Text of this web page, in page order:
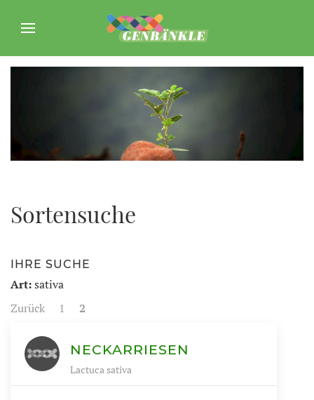
Sortensuche
IHRE SUCHE
Art:sativa
Zurück
1 2
NECKARRIESEN
Lactuca sativa